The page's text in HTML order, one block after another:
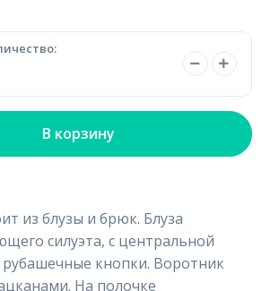
В корзину
из блузы и брюк. Блуза
силуэта, с центральной
рубашечные кнопки. Воротник
На полочке